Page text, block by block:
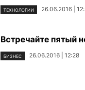
ТЕХНОЛОГИИ 26.06.2016 |
Встречайте пятый
БИЗНЕС 26.06.2016 | 12:28